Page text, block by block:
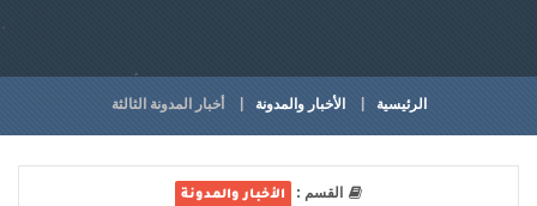
الرئيسية الأخبار والمدونة أخبار المدونة الثالثة
القسم : الأخبار والمدونة